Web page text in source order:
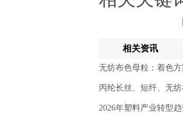
相关资讯
无纺布色母粒：着色
丙纶长丝、短纤、无
2026年塑料产业转型